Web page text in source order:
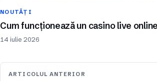
NOUTĂȚI
Cum funcționează un casino live online
14 iulie 2026
ARTICOLUL ANTERIOR